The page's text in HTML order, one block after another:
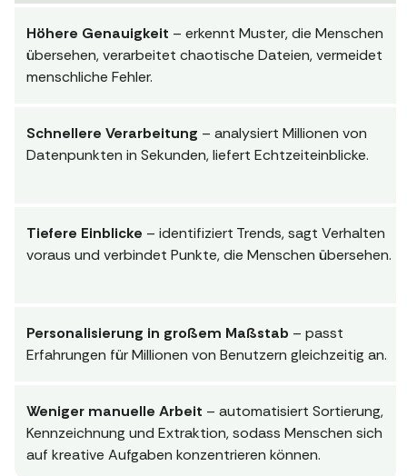
Höhere Genauigkeit – erkennt Muster, die Menschen
übersehen, verarbeitet chaotische Dateien, vermeidet
menschliche Fehler.
Schnellere Verarbeitung – analysiert Millionen von
Datenpunkten in Sekunden, liefert Echtzeiteinblicke.
Tiefere Einblicke – identifiziert Trends, sagt Verhalten
voraus und verbindet Punkte, die Menschen übersehen.
Personalisierung in großem Maßstab – passt
Erfahrungen für Millionen von Benutzern gleichzeitig an.
Weniger manuelle Arbeit – automatisiert Sortierung,
Kennzeichnung und Extraktion, sodass Menschen sich
auf kreative Aufgaben konzentrieren können.